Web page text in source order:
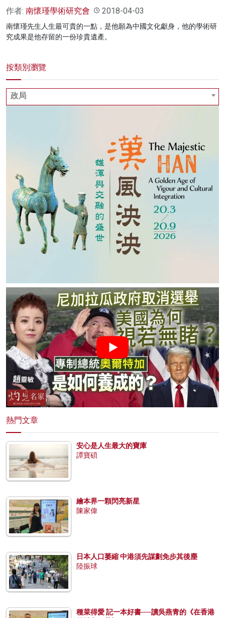
作者: 南懷瑾學術研究會 2018-04-03
南懷瑾先生人生最可貴的一點，是他願為中國文化獻身，他的學術研
究成果是他存留的一份珍貴遺產。
按類別瀏覽
政局
熱門文章
安心是人生最大的寶庫
譚寶碩
繪本界一顆閃亮新星
陳家偉
日本人口萎縮 中港須先謀劃免步其後塵
陸振球
種菜得愛 記一本好書──讀吳燕青的《在香港